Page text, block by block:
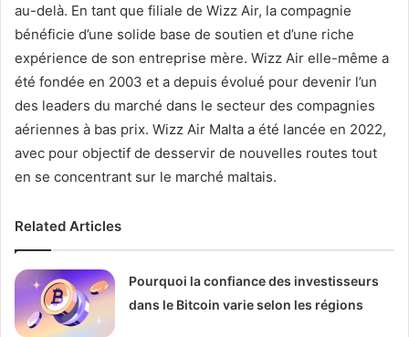
au-delà. En tant que filiale de Wizz Air, la compagnie
bénéficie d’une solide base de soutien et d’une riche
expérience de son entreprise mère. Wizz Air elle-même a
été fondée en 2003 et a depuis évolué pour devenir l’un
des leaders du marché dans le secteur des compagnies
aériennes à bas prix. Wizz Air Malta a été lancée en 2022,
avec pour objectif de desservir de nouvelles routes tout
en se concentrant sur le marché maltais.
Related Articles
Pourquoi la confiance des investisseurs
dans le Bitcoin varie selon les régions